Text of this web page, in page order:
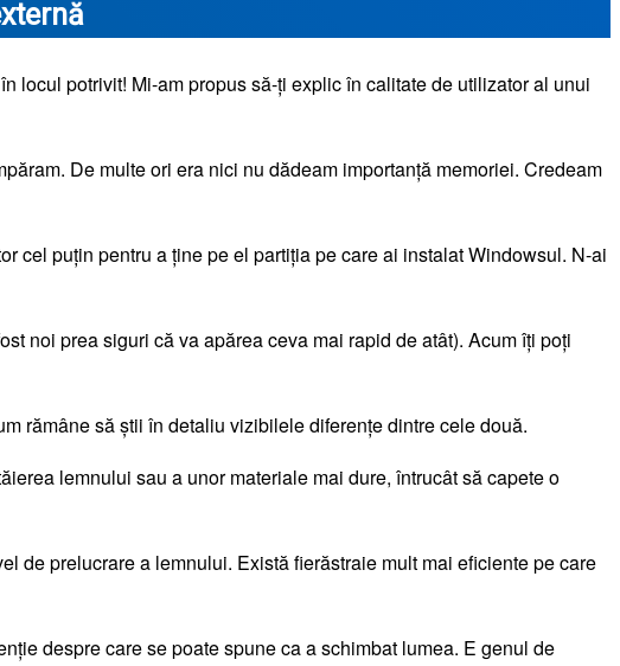
locul potrivit! Mi-am propus să-ți explic în calitate de utilizator al unui
De multe ori era nici nu dădeam importanță memoriei. Credeam
cel puțin pentru a ține pe el partiția pe care ai instalat Windowsul. N-ai
noi prea siguri că va apărea ceva mai rapid de atât). Acum îți poți
rămâne să știi în detaliu vizibilele diferențe dintre cele două.
lemnului sau a unor materiale mai dure, întrucât să capete o
de prelucrare a lemnului. Există fierăstraie mult mai eficiente pe care
despre care se poate spune ca a schimbat lumea. E genul de